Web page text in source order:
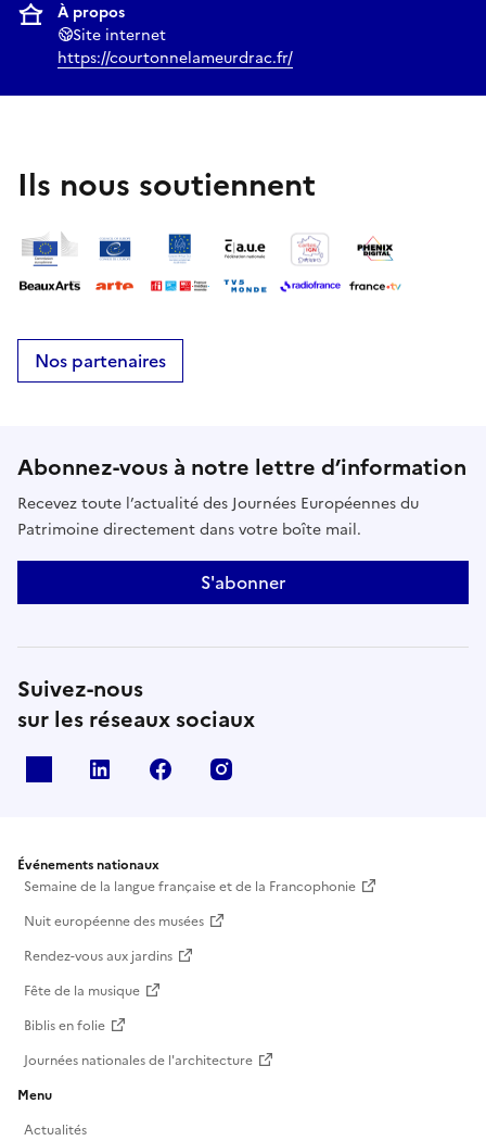
À propos
Site internet
https://courtonnelameurdrac.fr/
Ils nous soutiennent
Nos partenaires
Abonnez-vous à notre lettre d’information
Recevez toute l’actualité des Journées Européennes du
Patrimoine directement dans votre boîte mail.
S'abonner
Suivez-nous
sur les réseaux sociaux
Linkedin Facebook
Événements nationaux
Semaine de la langue française et de la Francophonie
Nuit européenne des musées
Rendez-vous aux jardins
Fête de la musique
Biblis en folie
Journées nationales de l'architecture
Menu
Actualités